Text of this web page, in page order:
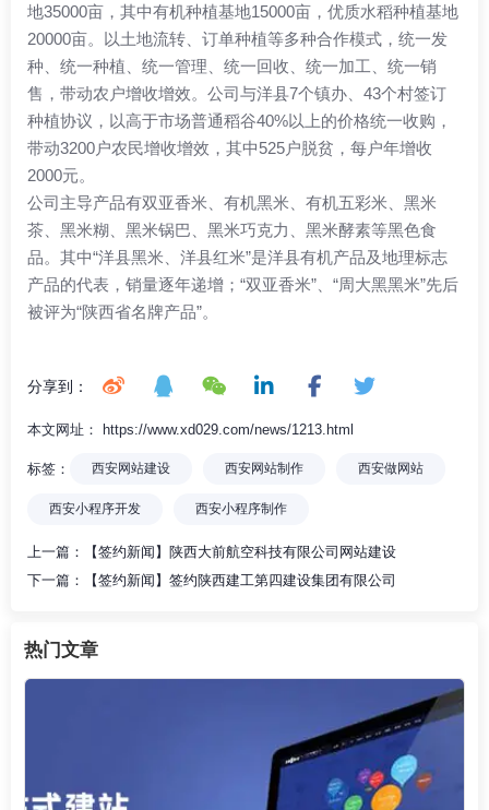
地35000亩，其中有机种植基地15000亩，优质水稻种植基地
20000亩。以土地流转、订单种植等多种合作模式，统一发
种、统一种植、统一管理、统一回收、统一加工、统一销
售，带动农户增收增效。公司与洋县7个镇办、43个村签订
种植协议，以高于市场普通稻谷40%以上的价格统一收购，
带动3200户农民增收增效，其中525户脱贫，每户年增收
2000元。
公司主导产品有双亚香米、有机黑米、有机五彩米、黑米
茶、黑米糊、黑米锅巴、黑米巧克力、黑米酵素等黑色食
品。其中“洋县黑米、洋县红米”是洋县有机产品及地理标志
产品的代表，销量逐年递增；“双亚香米”、“周大黑黑米”先后
被评为“陕西省名牌产品”。
分享到：
本文网址： https://www.xd029.com/news/1213.html
标签： 西安网站建设 西安网站制作 西安做网站
西安小程序开发 西安小程序制作
上一篇：
【签约新闻】陕西大前航空科技有限公司网站建设
下一篇：
【签约新闻】签约陕西建工第四建设集团有限公司
热门文章